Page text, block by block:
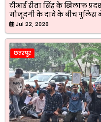
टीआई रीता सिंह के खिलाफ
मौजूदगी के दावे के बीच पुलिस
Jul 22, 2026
छतरपुर